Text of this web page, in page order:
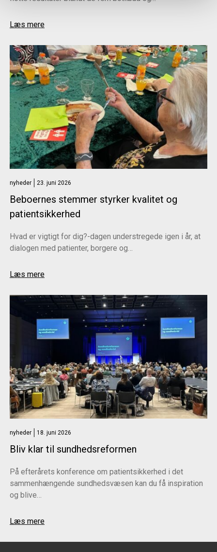
Læs mere
nyheder 23. juni 2026
Beboernes stemmer styrker kvalitet og
patientsikkerhed
Hvad er vigtigt for dig?-dagen understregede igen i år, at
dialogen med patienter, borgere og…
Læs mere
nyheder 18. juni 2026
Bliv klar til sundhedsreformen
På efterårets konference om patientsikkerhed i det
sammenhængende sundhedsvæsen kan du få inspiration
og blive…
Læs mere